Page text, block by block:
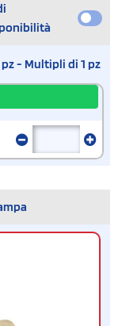
pz - Multipli di 1 pz